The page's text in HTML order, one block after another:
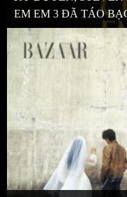
EM EM 3 ĐÃ TÁO